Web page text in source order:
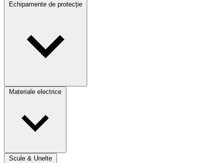
Echipamente de protecție
Materiale electrice
Scule & Unelte